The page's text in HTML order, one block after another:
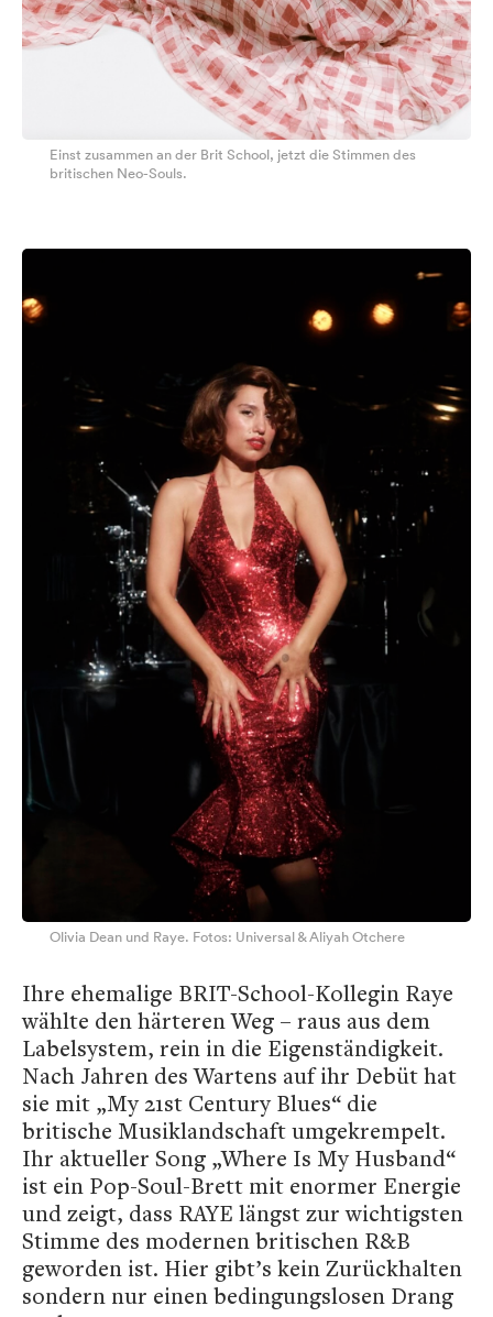
Einst zusammen an der Brit School, jetzt die Stimmen des
britischen Neo-Souls.
Olivia Dean und Raye. Fotos: Universal & Aliyah Otchere
Ihre ehemalige BRIT-School-Kollegin Raye
wählte den härteren Weg – raus aus dem
Labelsystem, rein in die Eigenständigkeit.
Nach Jahren des Wartens auf ihr Debüt hat
sie mit „My 21st Century Blues“ die
britische Musiklandschaft umgekrempelt.
Ihr aktueller Song „Where Is My Husband“
ist ein Pop-Soul-Brett mit enormer Energie
und zeigt, dass RAYE längst zur wichtigsten
Stimme des modernen britischen R&B
geworden ist. Hier gibt’s kein Zurückhalten
sondern nur einen bedingungslosen Drang